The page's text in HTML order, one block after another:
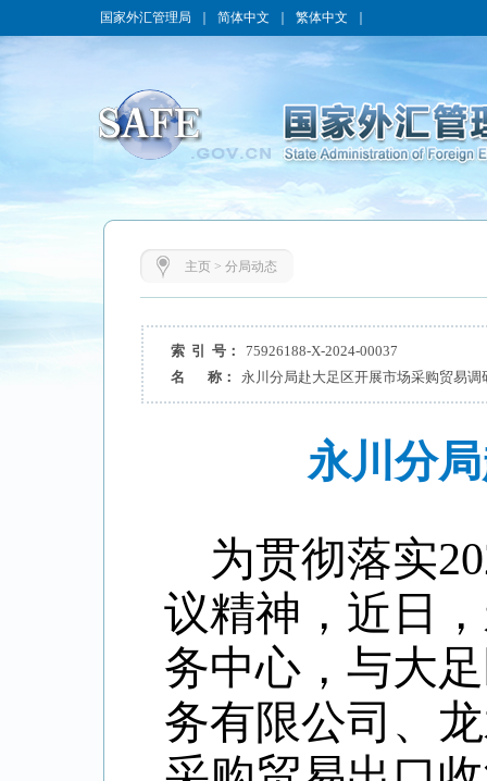
国家外汇管理局 简体中文 繁体中文
主页> 分局动态
索 引 号：
75926188-X-2024-00037
名 称：
永川分局赴大足区开展市场采购贸易调
永川分
为贯彻落实
议精神，近日
务中心，与大
务有限公司、